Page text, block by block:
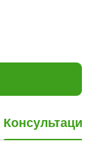
Консультация